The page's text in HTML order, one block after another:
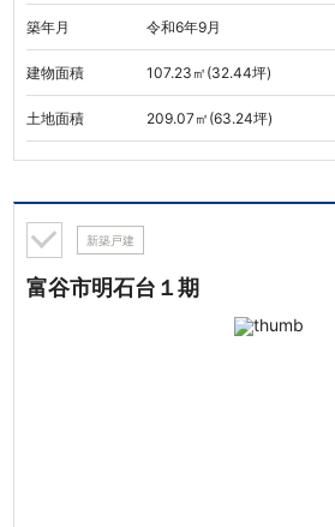
築年月 令和6年9月
建物面積 107.23㎡(32.44坪)
土地面積 209.07㎡(63.24坪)
新築戸建
富谷市明石台１期